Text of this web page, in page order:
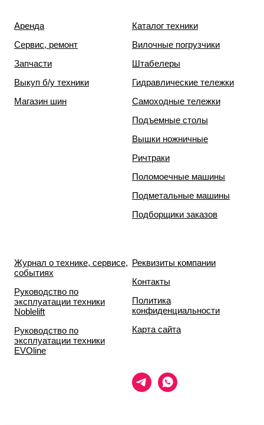
Аренда
Сервис, ремонт
Запчасти
Выкуп б/у техники
Магазин шин
Каталог техники
Вилочные погрузчики
Штабелеры
Гидравлические тележки
Самоходные тележки
Подъемные столы
Вышки ножничные
Ричтраки
Поломоечные машины
Подметальные машины
Подборщики заказов
Журнал о технике, сервисе,
событиях
Руководство по
эксплуатации техники
Noblelift
Руководство по
эксплуатации техники
EVOline
Реквизиты компании
Контакты
Политика
конфиденциальности
Карта сайта